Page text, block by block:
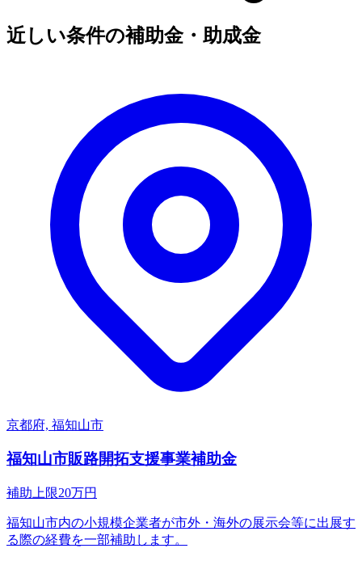
近しい条件の補助金・助成金
京都府, 福知山市
福知山市販路開拓支援事業補助金
補助上限20万円
福知山市内の小規模企業者が市外・海外の展示会等に出展す
る際の経費を一部補助します。